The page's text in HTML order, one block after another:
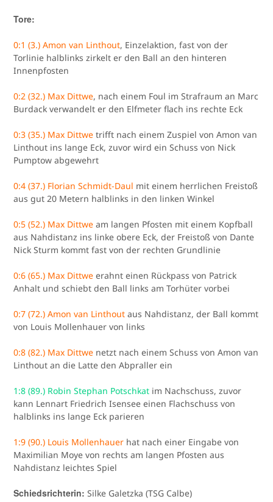
Tore:
0:1 (3.) Amon van Linthout, Einzelaktion, fast von der
Torlinie halblinks zirkelt er den Ball an den hinteren
Innenpfosten
0:2 (32.) Max Dittwe, nach einem Foul im Strafraum an Marc
Burdack verwandelt er den Elfmeter flach ins rechte Eck
0:3 (35.) Max Dittwe trifft nach einem Zuspiel von Amon van
Linthout ins lange Eck, zuvor wird ein Schuss von Nick
Pumptow abgewehrt
0:4 (37.) Florian Schmidt-Daul mit einem herrlichen Freistoß
aus gut 20 Metern halblinks in den linken Winkel
0:5 (52.) Max Dittwe am langen Pfosten mit einem Kopfball
aus Nahdistanz ins linke obere Eck, der Freistoß von Dante
Nick Sturm kommt fast von der rechten Grundlinie
0:6 (65.) Max Dittwe erahnt einen Rückpass von Patrick
Anhalt und schiebt den Ball links am Torhüter vorbei
0:7 (72.) Amon van Linthoutaus Nahdistanz, der Ball kommt
von Louis Mollenhauer von links
0:8 (82.) Max Dittwe netzt nach einem Schuss von Amon van
Linthout an die Latte den Abpraller ein
1:8 (89.) Robin Stephan Potschkat im Nachschuss, zuvor
kann Lennart Friedrich Isensee einen Flachschuss von
halblinks ins lange Eck parieren
1:9 (90.) Louis Mollenhauer hat nach einer Eingabe von
Maximilian Moye von rechts am langen Pfosten aus
Nahdistanz leichtes Spiel
Schiedsrichterin: Silke Galetzka (TSG Calbe)